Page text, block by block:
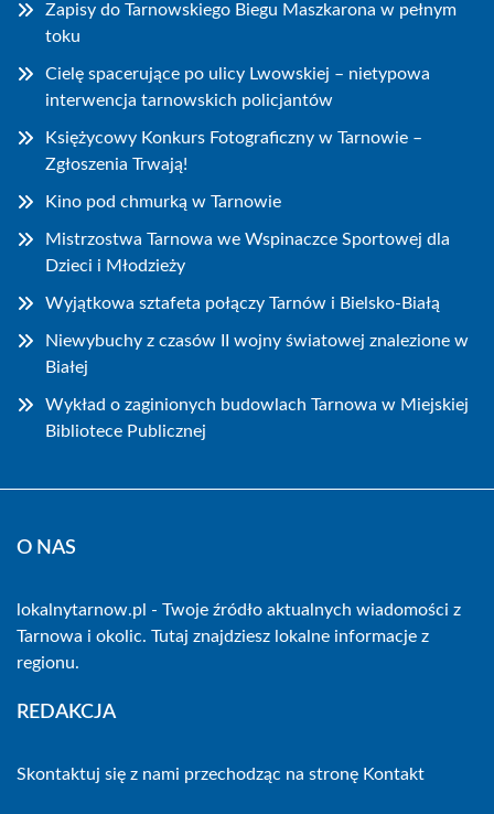
Zapisy do Tarnowskiego Biegu Maszkarona w pełnym
toku
Cielę spacerujące po ulicy Lwowskiej – nietypowa
interwencja tarnowskich policjantów
Księżycowy Konkurs Fotograficzny w Tarnowie –
Zgłoszenia Trwają!
Kino pod chmurką w Tarnowie
Mistrzostwa Tarnowa we Wspinaczce Sportowej dla
Dzieci i Młodzieży
Wyjątkowa sztafeta połączy Tarnów i Bielsko-Białą
Niewybuchy z czasów II wojny światowej znalezione w
Białej
Wykład o zaginionych budowlach Tarnowa w Miejskiej
Bibliotece Publicznej
O NAS
lokalnytarnow.pl - Twoje źródło aktualnych wiadomości z
Tarnowa i okolic. Tutaj znajdziesz lokalne informacje z
regionu.
REDAKCJA
Skontaktuj się z nami przechodząc na stronę Kontakt